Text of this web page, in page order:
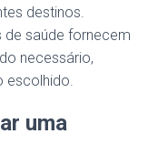
destinos.
de saúde fornecem
necessário,
escolhido.
uma